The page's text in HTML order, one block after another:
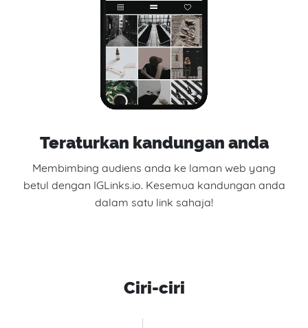
Teraturkan kandungan anda
Membimbing audiens anda ke laman web yang
betul dengan IGLinks.io. Kesemua kandungan anda
dalam satu link sahaja!
Ciri-ciri